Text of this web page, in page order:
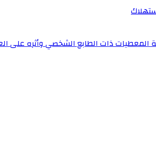
المعطيات ذات الطابع الشخصي وأثره على